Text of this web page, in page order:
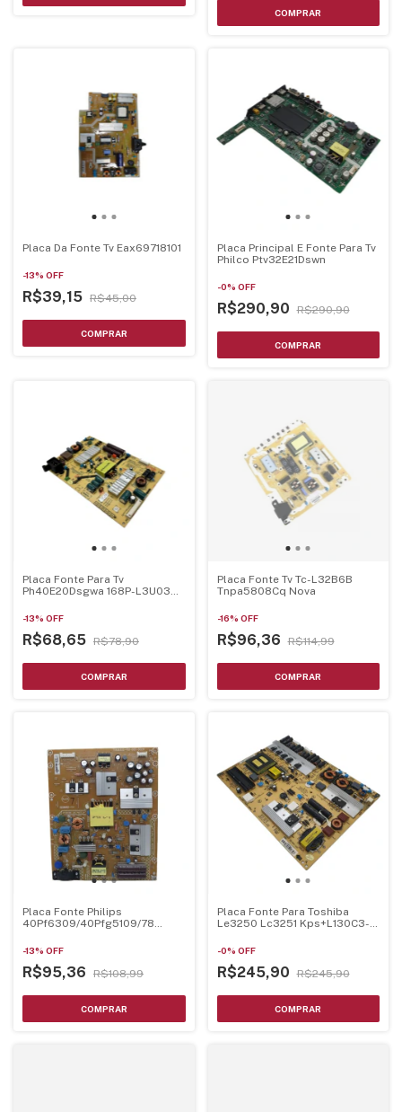
Placa Da Fonte Tv Eax69718101
-13% OFF
R$39,15 R$45,00
Placa Principal E Fonte Para Tv
Philco Ptv32E21Dswn
-0% OFF
R$290,90 R$290,90
Placa Fonte Para Tv
Ph40E20Dsgwa 168P-L3U03A-
-13% OFF
R$68,65 R$78,90
Placa Fonte Tv Tc-L32B6B
Tnpa5808Cq Nova
-16% OFF
R$96,36 R$114,99
Placa Fonte Philips
40Pf6309/40Pfg5109/78
-13% OFF
R$95,36 R$108,99
Placa Fonte Para Toshiba
Le3250 Lc3251 Kps+L130C3-
-0% OFF
R$245,90 R$245,90